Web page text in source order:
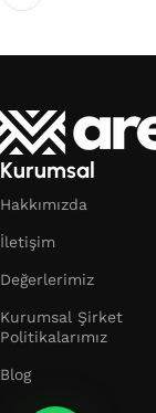
Kurumsal
Hakkımızda
İletişim
Değerlerimiz
Kurumsal Şirket
Politikalarımız
Blog